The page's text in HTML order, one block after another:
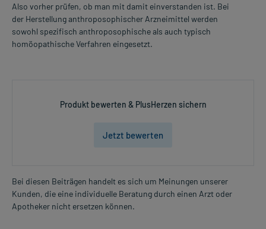
Also vorher prüfen, ob man mit damit einverstanden ist. Bei
der Herstellung anthroposophischer Arzneimittel werden
sowohl spezifisch anthroposophische als auch typisch
homöopathische Verfahren eingesetzt.
Produkt bewerten & PlusHerzen sichern
Jetzt bewerten
Bei diesen Beiträgen handelt es sich um Meinungen unserer
Kunden, die eine individuelle Beratung durch einen Arzt oder
Apotheker nicht ersetzen können.